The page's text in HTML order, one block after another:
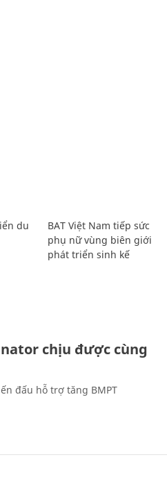
du
BAT Việt Nam tiếp sức
phụ nữ vùng biên giới
phát triển sinh kế
chịu được cùng
đấu hỗ trợ tăng BMPT